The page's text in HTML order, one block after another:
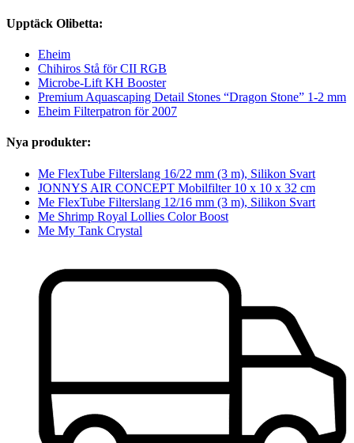
Upptäck Olibetta:
Eheim
Chihiros Stå för CII RGB
Microbe-Lift KH Booster
Premium Aquascaping Detail Stones “Dragon Stone” 1-2 mm
Eheim Filterpatron för 2007
Nya produkter:
Me FlexTube Filterslang 16/22 mm (3 m), Silikon Svart
JONNYS AIR CONCEPT Mobilfilter 10 x 10 x 32 cm
Me FlexTube Filterslang 12/16 mm (3 m), Silikon Svart
Me Shrimp Royal Lollies Color Boost
Me My Tank Crystal